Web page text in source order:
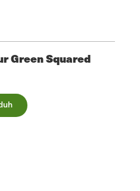
Green Squared